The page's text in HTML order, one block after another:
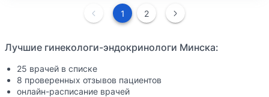
1 2
Лучшие гинекологи-эндокринологи Минска:
25 врачей в списке
8 проверенных отзывов пациентов
онлайн-расписание врачей